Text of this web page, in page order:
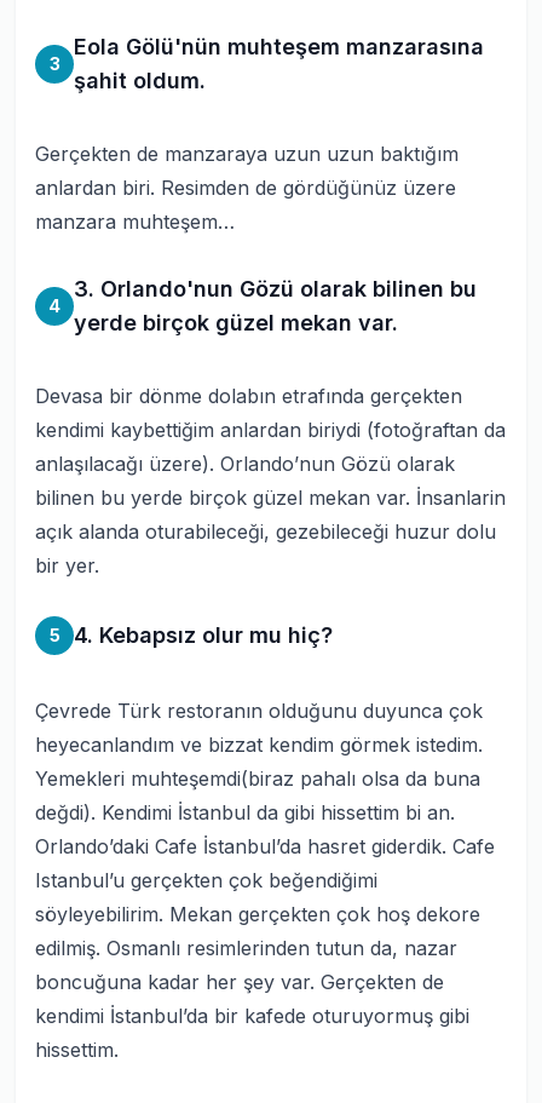
3
Eola Gölü'nün muhteşem manzarasına
şahit oldum.
Gerçekten de manzaraya uzun uzun baktığım
anlardan biri. Resimden de gördüğünüz üzere
manzara muhteşem…
4
3. Orlando'nun Gözü olarak bilinen bu
yerde birçok güzel mekan var.
Devasa bir dönme dolabın etrafında gerçekten
kendimi kaybettiğim anlardan biriydi (fotoğraftan da
anlaşılacağı üzere). Orlando’nun Gözü olarak
bilinen bu yerde birçok güzel mekan var. İnsanlarin
açık alanda oturabileceği, gezebileceği huzur dolu
bir yer.
5 4. Kebapsız olur mu hiç?
Çevrede Türk restoranın olduğunu duyunca çok
heyecanlandım ve bizzat kendim görmek istedim.
Yemekleri muhteşemdi(biraz pahalı olsa da buna
değdi). Kendimi İstanbul da gibi hissettim bi an.
Orlando’daki Cafe İstanbul’da hasret giderdik. Cafe
Istanbul’u gerçekten çok beğendiğimi
söyleyebilirim. Mekan gerçekten çok hoş dekore
edilmiş. Osmanlı resimlerinden tutun da, nazar
boncuğuna kadar her şey var. Gerçekten de
kendimi İstanbul’da bir kafede oturuyormuş gibi
hissettim.